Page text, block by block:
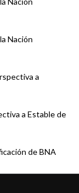
Nación
a
a Estable de
de BNA